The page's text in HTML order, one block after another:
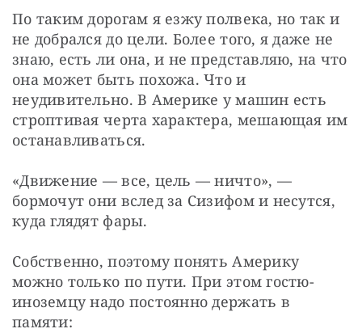
По таким дорогам я езжу полвека, но так и
не добрался до цели. Более того, я даже не
знаю, есть ли она, и не представляю, на что
она может быть похожа. Что и
неудивительно. В Америке у машин есть
строптивая черта характера, мешающая им
останавливаться.
«Движение — все, цель — ничто», —
бормочут они вслед за Сизифом и несутся,
куда глядят фары.
Собственно, поэтому понять Америку
можно только по пути. При этом гостю-
иноземцу надо постоянно держать в
памяти: